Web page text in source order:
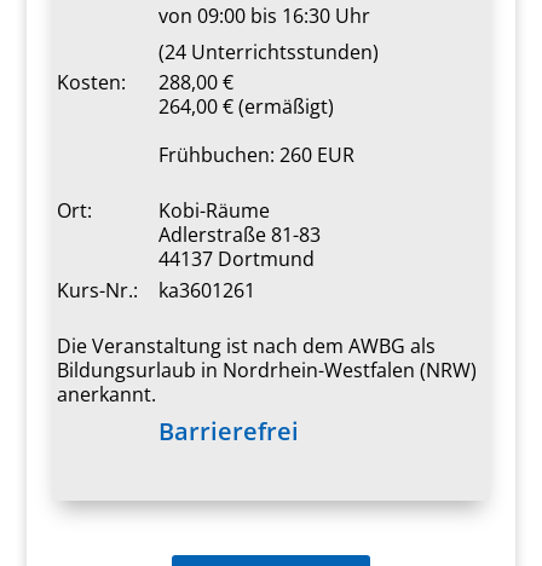
von 09:00 bis 16:30 Uhr
(24 Unterrichtsstunden)
Kosten:
288,00 €
264,00 € (ermäßigt)
Frühbuchen: 260 EUR
Ort:
Kobi-Räume
Adlerstraße 81-83
44137 Dortmund
Kurs-Nr.:
ka3601261
Die Veranstaltung ist nach dem AWBG als
Bildungsurlaub in Nordrhein-Westfalen (NRW)
anerkannt.
Barrierefrei